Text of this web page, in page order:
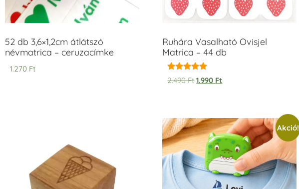
52 db 3,6×1,2cm átlátszó
névmatrica – ceruzacímke
1.270 Ft
Ruhára Vasalható Ovisjel
Matrica – 44 db
Értékelés:
5.00
2.490Ft 1.990 Ft
Akció!